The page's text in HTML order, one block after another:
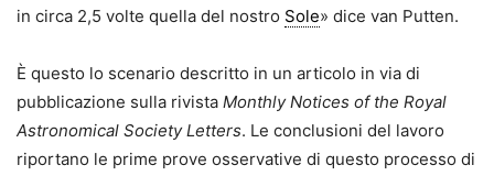
in circa 2,5 volte quella del nostro Sole» dice van Putten.
È questo lo scenario descritto in un articolo in via di
pubblicazione sulla rivista Monthly Notices of the Royal
Astronomical Society Letters. Le conclusioni del lavoro
riportano le prime prove osservative di questo processo di